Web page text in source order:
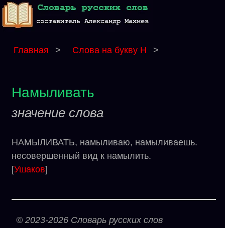
Главная > Слова на букву Н >
Намыливать
значение слова
НАМЫЛИВАТЬ, намыливаю, намыливаешь.
несовершенный вид к намылить.
[Ушаков]
© 2023-2026 Словарь русских слов